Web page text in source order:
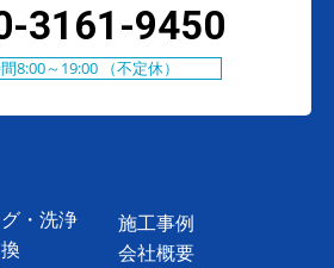
3161-9450
8:00～19:00 （不定休）
・洗浄
施工事例
会社概要